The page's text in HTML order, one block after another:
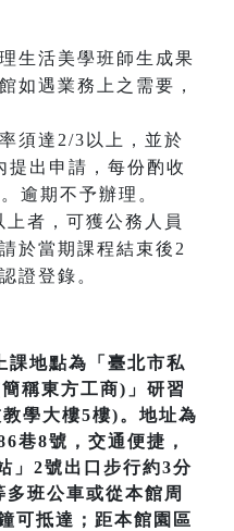
生活美學班師生成果
如遇業務上之需要，
須達2/3以上，並於
提出申請，每份酌收
逾期不予辦理。
者，可獲公務人員
於當期課程結束後2
證登錄。
課地點為「臺北市私
稱東方工商)」研習
學大樓5樓)。地址為
巷8號，交通便捷，
」2號出口步行約3分
班公車或從本館周
可抵達；距本館園區